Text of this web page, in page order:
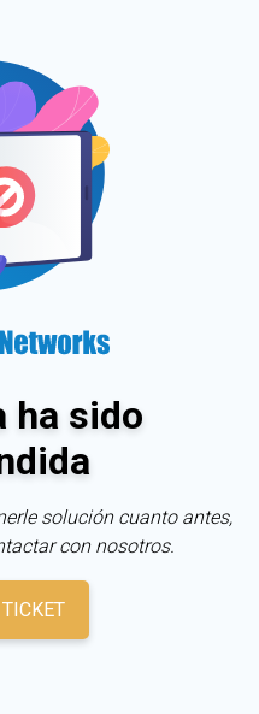
ha sido
solución cuanto antes,
con nosotros.